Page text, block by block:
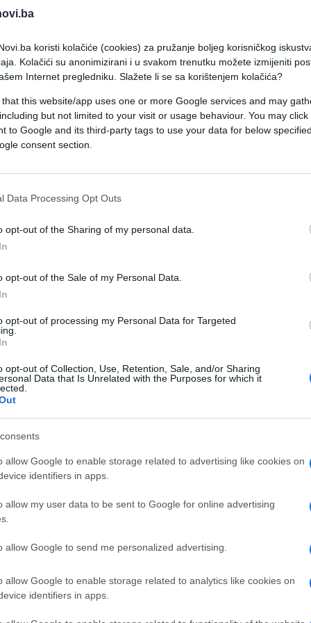
koristi kolačiće (cookies) za pružanje boljeg korisničkog
Kolačići su anonimizirani i u svakom trenutku možete izmijeniti
Internet pregledniku. Slažete li se sa korištenjem kolačića?
this website/app uses one or more Google services and may
but not limited to your visit or usage behaviour. You may
to Google and its third-party tags to use your data for below
consent section.
Data Processing Opt Outs
opt-out of the Sharing of my personal data.
opt-out of the Sale of my Personal Data.
opt-out of processing my Personal Data for Targeted
opt-out of Collection, Use, Retention, Sale, and/or Sharing
Data that Is Unrelated with the Purposes for which it
allow Google to enable storage related to advertising like cookies on
identifiers in apps.
allow my user data to be sent to Google for online advertising
allow Google to send me personalized advertising.
allow Google to enable storage related to analytics like cookies on
identifiers in apps.
lijepu poruku:
Nantes te nikada neće zaboraviti".
do centra terena, a s tribina su ga
sa svojom porodicom.
godine seli u Francusku i preuzima Beauvais.
reputaciju jednog od najcjenjenijih, ali i